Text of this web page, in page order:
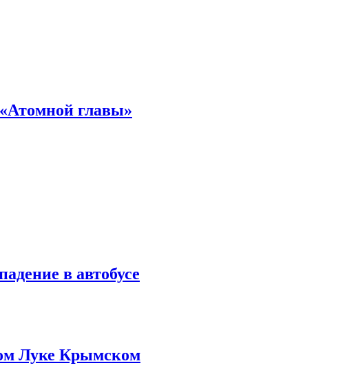
главы»
в автобусе
Луке Крымском